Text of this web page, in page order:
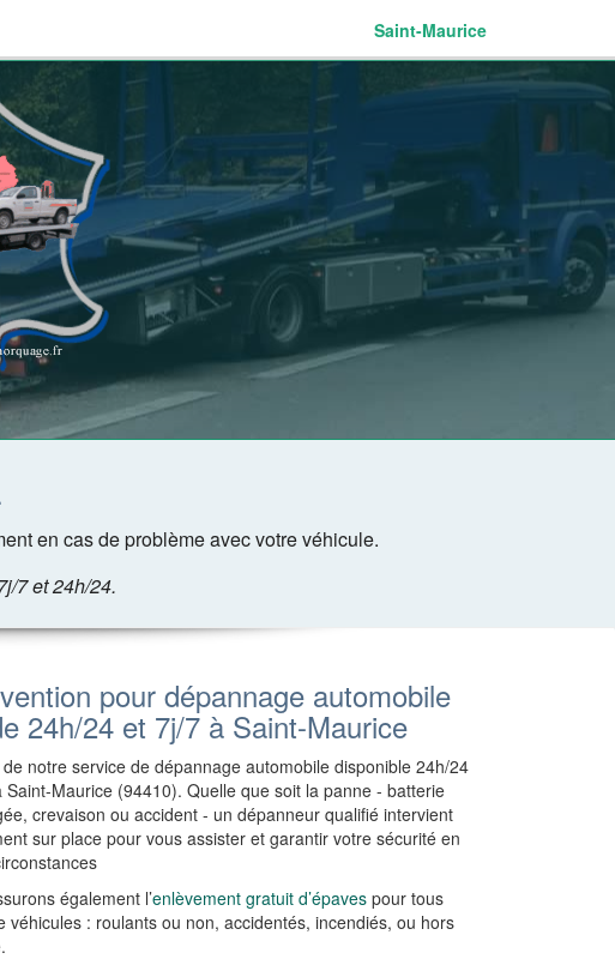
Saint-Maurice
en cas de problème avec votre véhicule.
7 et 24h/24.
pour dépannage automobile
24h/24 et 7j/7 à Saint-Maurice
de notre service de dépannage automobile disponible 24h/24
Saint-Maurice (94410). Quelle que soit la panne - batterie
crevaison ou accident - un dépanneur qualifié intervient
sur place pour vous assister et garantir votre sécurité en
également l’enlèvement gratuit d’épaves pour tous
véhicules : roulants ou non, accidentés, incendiés, ou hors